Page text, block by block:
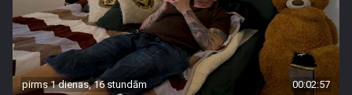
pirms 1 dienas, 16 stundām 00:02:57